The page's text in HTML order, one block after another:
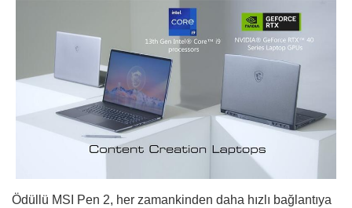
Ödüllü MSI Pen 2, her zamankinden daha hızlı bağlantıya